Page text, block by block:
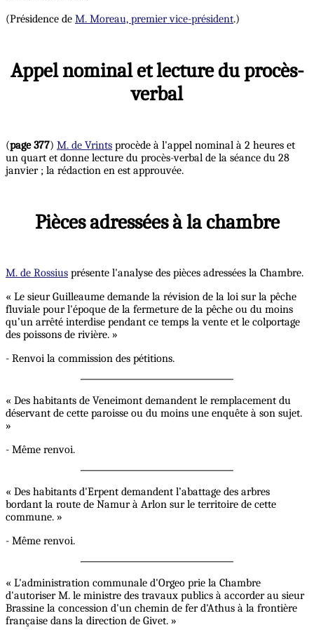
(Présidence de M. Moreau, premier vice-président.)
Appel nominal et lecture du procès-
verbal
(page 377) M. de Vrints procède à l'appel nominal à 2 heures et
un quart et donne lecture du procès-verbal de la séance du 28
janvier ; la rédaction en est approuvée.
Pièces adressées à la chambre
M. de Rossius présente l'analyse des pièces adressées la Chambre.
« Le sieur Guilleaume demande la révision de la loi sur la pêche
fluviale pour l'époque de la fermeture de la pêche ou du moins
qu’un arrêté interdise pendant ce temps la vente et le colportage
des poissons de rivière. »
- Renvoi la commission des pétitions.
« Des habitants de Veneimont demandent le remplacement du
déservant de cette paroisse ou du moins une enquête à son sujet.
»
- Même renvoi.
« Des habitants d'Erpent demandent l’abattage des arbres
bordant la route de Namur à Arlon sur le territoire de cette
commune. »
- Même renvoi.
« L'administration communale d'Orgeo prie la Chambre
d'autoriser M. le ministre des travaux publics à accorder au sieur
Brassine la concession d'un chemin de fer d'Athus à la frontière
française dans la direction de Givet. »